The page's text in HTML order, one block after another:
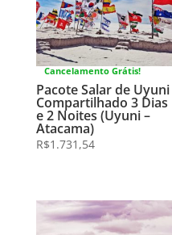
Cancelamento Grátis!
Pacote Salar de Uyuni
Compartilhado 3 Dias
e 2 Noites (Uyuni –
Atacama)
R$1.731,54